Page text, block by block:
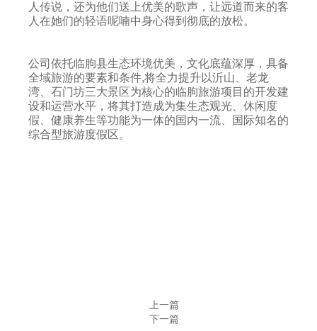
人传说，还为他们送上优美的歌声，让远道而来的客
人在她们的轻语呢喃中身心得到彻底的放松。
公司依托临朐县生态环境优美，文化底蕴深厚，具备
全域旅游的要素和条件,将全力提升以沂山、老龙
湾、石门坊三大景区为核心的临朐旅游项目的开发建
设和运营水平，将其打造成为集生态观光、休闲度
假、健康养生等功能为一体的国内一流、国际知名的
综合型旅游度假区。
上一篇
下一篇